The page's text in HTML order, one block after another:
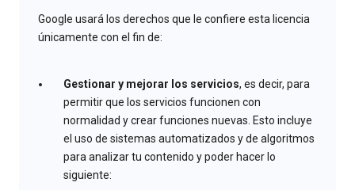
Google usará los derechos que le confiere esta licencia
únicamente con el fin de:
Gestionar y mejorar los servicios, es decir, para
permitir que los servicios funcionen con
normalidad y crear funciones nuevas. Esto incluye
el uso de sistemas automatizados y de algoritmos
para analizar tu contenido y poder hacer lo
siguiente: